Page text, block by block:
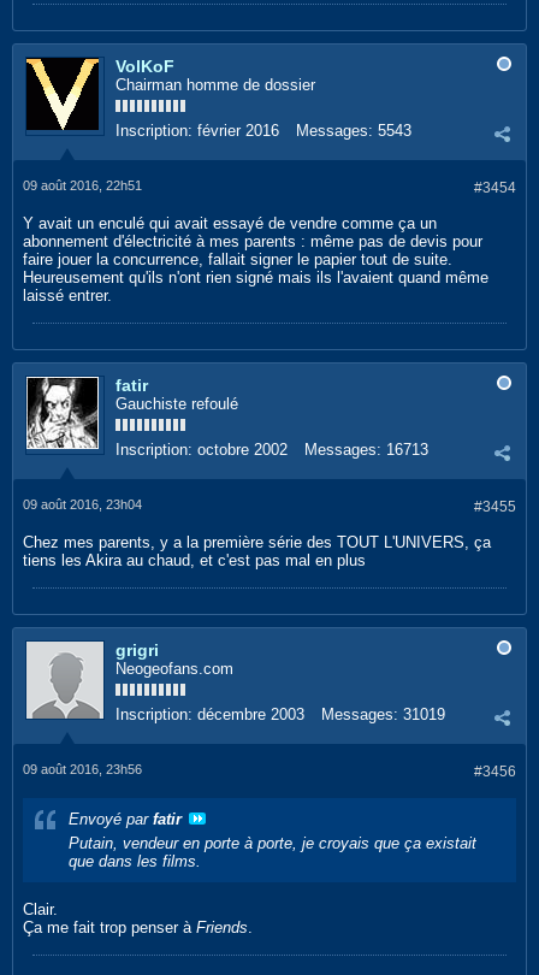
VolKoF
Chairman homme de dossier
Inscription: février 2016 Messages: 5543
#3454
09 août 2016, 22h51
Y avait un enculé qui avait essayé de vendre comme ça un
abonnement d'électricité à mes parents : même pas de devis pour
faire jouer la concurrence, fallait signer le papier tout de suite.
Heureusement qu'ils n'ont rien signé mais ils l'avaient quand même
laissé entrer.
fatir
Gauchiste refoulé
Inscription: octobre 2002 Messages: 16713
#3455
09 août 2016, 23h04
Chez mes parents, y a la première série des TOUT L'UNIVERS, ça
tiens les Akira au chaud, et c'est pas mal en plus
grigri
Neogeofans.com
Inscription: décembre 2003 Messages: 31019
#3456
09 août 2016, 23h56
Envoyé par fatir
Putain, vendeur en porte à porte, je croyais que ça existait
que dans les films.
Clair.
Ça me fait trop penser à Friends.